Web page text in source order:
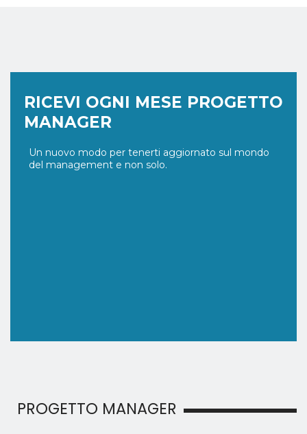
RICEVI OGNI MESE PROGETTO
MANAGER
Un nuovo modo per tenerti aggiornato sul mondo
del management e non solo.
PROGETTO MANAGER